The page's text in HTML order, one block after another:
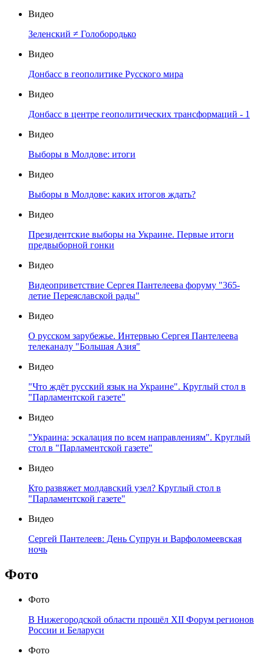
Видео
Зеленский ≠ Голобородько
Видео
Донбасс в геополитике Русского мира
Видео
Донбасс в центре геополитических трансформаций - 1
Видео
Выборы в Молдове: итоги
Видео
Выборы в Молдове: каких итогов ждать?
Видео
Президентские выборы на Украине. Первые итоги
предвыборной гонки
Видео
Видеоприветствие Сергея Пантелеева форуму "365-
летие Переяславской рады"
Видео
О русском зарубежье. Интервью Сергея Пантелеева
телеканалу "Большая Азия"
Видео
"Что ждёт русский язык на Украине". Круглый стол в
"Парламентской газете"
Видео
"Украина: эскалация по всем направлениям". Круглый
стол в "Парламентской газете"
Видео
Кто развяжет молдавский узел? Круглый стол в
"Парламентской газете"
Видео
Сергей Пантелеев: День Супрун и Варфоломеевская
ночь
Фото
Фото
В Нижегородской области прошёл XII Форум регионов
России и Беларуси
Фото